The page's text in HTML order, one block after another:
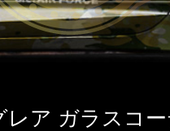
レア ガラスコ